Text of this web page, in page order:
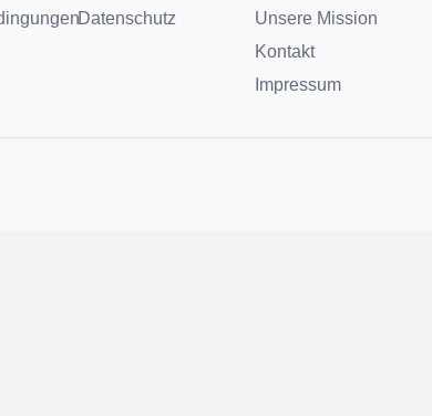
Datenschutz
Unsere Mission
Kontakt
Impressum